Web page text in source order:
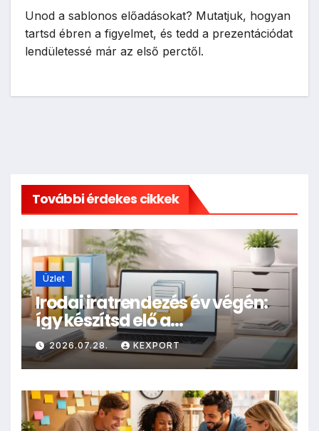
Unod a sablonos előadásokat? Mutatjuk, hogyan
tartsd ébren a figyelmet, és tedd a prezentációdat
lendületessé már az első perctől.
További érdekes cikkek
Üzlet
Irodai iratrendezés év végén:
így készítsd elő a
dokumentumokat
archiválásra
2026.07.28. KEXPORT